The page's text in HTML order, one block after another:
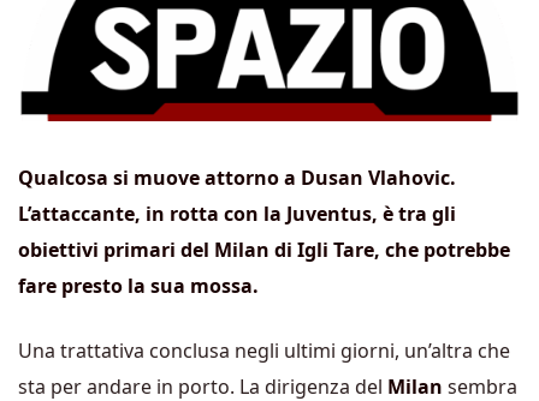
Qualcosa si muove attorno a Dusan Vlahovic.
L’attaccante, in rotta con la Juventus, è tra gli
obiettivi primari del Milan di Igli Tare, che potrebbe
fare presto la sua mossa.
Una trattativa conclusa negli ultimi giorni, un’altra che
sta per andare in porto. La dirigenza del Milan sembra